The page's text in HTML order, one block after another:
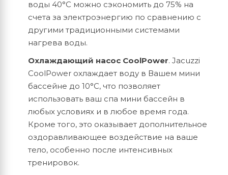
воды 40°C можно сэкономить до 75% на
счета за электроэнергию по сравнению с
другими традиционными системами
нагрева воды.
Охлаждающий насос CoolPower. Jacuzzi
CoolPower охлаждает воду в Вашем мини
бассейне до 10°C, что позволяет
использовать ваш спа мини бассейн в
любых условиях и в любое время года.
Кроме того, это оказывает дополнительное
оздоравливающее воздействие на ваше
тело, особенно после интенсивных
тренировок.